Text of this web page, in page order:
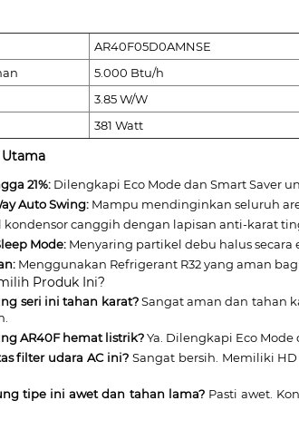
AR40F05D0AMNSE
5.000 Btu/h
3.85 W/W
381 Watt
21%:Dilengkapi Eco Mode dan Smart Saver
Auto Swing:Mampu mendinginkan seluruh
canggih dengan lapisan anti-karat
Mode:Menyaring partikel debu halus secara
Menggunakan Refrigerant R32 yang aman
Produk Ini?
seri ini tahan karat?Sangat aman dan tahan
AR40F hemat listrik?Ya. Dilengkapi Eco Mode
filter udara AC ini? Sangat bersih. Memiliki
tipe ini awet dan tahan lama?Pasti awet.